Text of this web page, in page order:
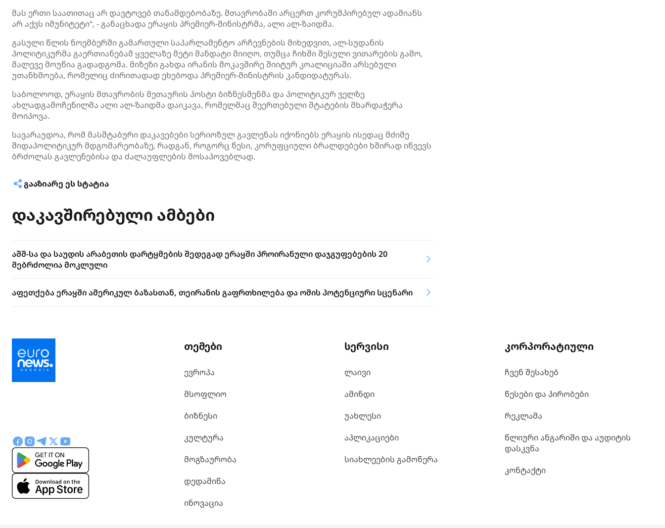
მას ერთი საათითაც არ დავტოვებ თანამდებობაზე. მთავრობაში არცერთ კორუმპირებულ ადამიანს
არ აქვს იმუნიტეტი“, - განაცხადა ერაყის პრემიერ-მინისტრმა, ალი ალ-ზაიდმა.
გასული წლის ნოემბერში გამართული საპარლამენტო არჩევნების მიხედვით, ალ-სუდანის
პოლიტიკურმა გაერთიანებამ ყველაზე მეტი მანდატი მიიღო, თუმცა ჩიხში შესული ვითარების გამო,
მალევე მოუწია გადადგომა. მიზეზი გახდა ირანის მოკავშირე შიიტურ კოალიციაში არსებული
უთანხმოება, რომელიც ძირითადად ეხებოდა პრემიერ-მინისტრის კანდიდატურას.
საბოლოოდ, ერაყის მთავრობის მეთაურის პოსტი ბიზნესმენმა და პოლიტიკურ ველზე
ახლადგამოჩენილმა ალი ალ-ზაიდმა დაიკავა, რომელმაც შეერთებული შტატების მხარდაჭერა
მოიპოვა.
სავარაუდოა, რომ მასშტაბური დაკავებები სერიოზულ გავლენას იქონიებს ერაყის ისედაც მძიმე
შიდაპოლიტიკურ მდგომარეობაზე, რადგან, როგორც წესი, კორუფციული ბრალდებები ხშირად იწვევს
ბრძოლას გავლენებისა და ძალაუფლების მოსაპოვებლად.
ᲒᲐᲐᲖᲘᲐᲠᲔ ᲔᲡ ᲡᲢᲐᲢᲘᲐ
დაკავშირებული ამბები
აშშ-სა და საუდის არაბეთის დარტყმების შედეგად ერაყში პროირანული დაჯგუფებების 20
მებრძოლია მოკლული
აფეთქება ერაყში ამერიკულ ბაზასთან, თეირანის გაფრთხილება და ომის პოტენციური სცენარი
თემები
ევროპა
მსოფლიო
ბიზნესი
კულტურა
მოგზაურობა
დედამიწა
ინოვაცია
სერვისი
ლაივი
ამინდი
უახლესი
აპლიკაციები
სიახლეების გამოწერა
კორპორატიული
ჩვენ შესახებ
წესები და პირობები
რეკლამა
წლიური ანგარიში და აუდიტის
დასკვნა
კონტაქტი